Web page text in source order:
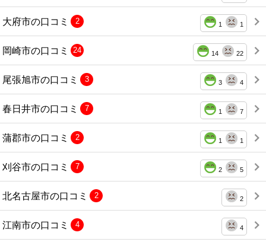
大府市の口コミ 1 1
2
岡崎市の口コミ 14 22
24
尾張旭市の口コミ 3 4
3
春日井市の口コミ 1 7
7
蒲郡市の口コミ 1 1
2
刈谷市の口コミ 2 5
7
北名古屋市の口コミ 2
2
江南市の口コミ 4
4